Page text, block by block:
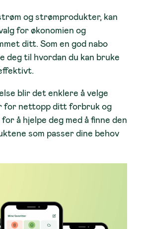
og strømprodukter, kan
for økonomien og
ditt. Som en god nabo
deg til hvordan du kan bruke
blir det enklere å velge
for nettopp ditt forbruk og
å hjelpe deg med å finne den
som passer dine behov